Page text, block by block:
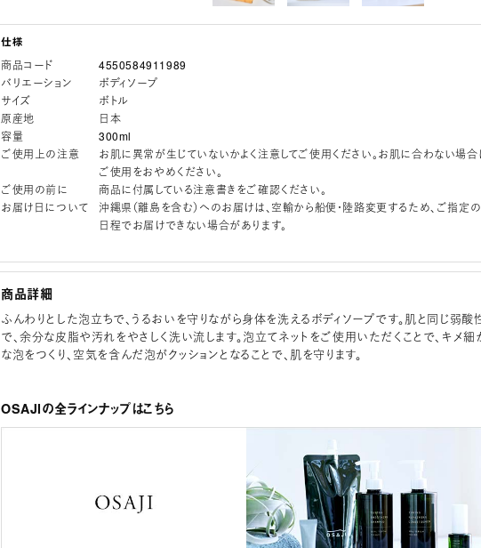
商品コード
4550584911989
バリエーション
ボディソープ
サイズ
ボトル
原産地
日本
容量
300ml
ご使用上の注意
お肌に異常が生じていないかよく注意してご使用ください。お肌に合わない場合
ご使用をおやめください。
ご使用の前に
商品に付属している注意書きをご確認ください。
お届け日について
沖縄県（離島を含む）へのお届けは、空輸から船便・陸路変更するため、ご指定の
日程でお届けできない場合があります。
商品詳細
ふんわりとした泡立ちで、うるおいを守りながら身体を洗えるボディソープです。肌と同じ弱酸
で、余分な皮脂や汚れをやさしく洗い流します。泡立てネットをご使用いただくことで、キメ細
な泡をつくり、空気を含んだ泡がクッションとなることで、肌を守ります。
OSAJIの全ラインナップはこちら